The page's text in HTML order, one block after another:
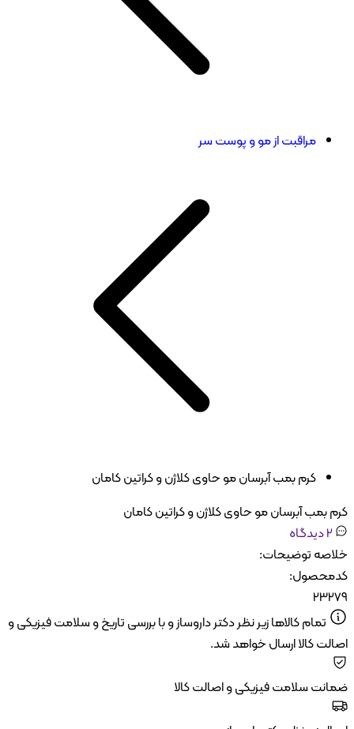
مراقبت از مو و پوست سر
کرم بمب آبرسان مو حاوی کلاژن و کراتین کامان
بمب آبرسان مو حاوی کلاژن و کراتین کامان
دیدگاه
توضیحات:
تمام کالاها زیر نظر دکتر داروساز و با بررسی تاریخ و سلامت فیزیکی و
کالا ارسال خواهد شد.
سلامت فیزیکی و اصالت کالا